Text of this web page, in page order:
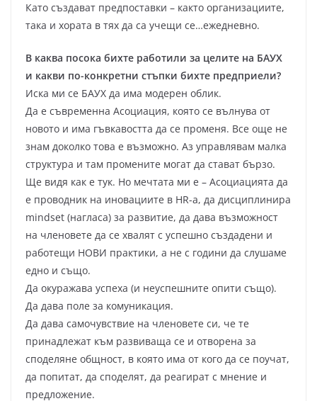
Като създават предпоставки – както организациите,
така и хората в тях да са учещи се…ежедневно.
В каква посока бихте работили за целите на БАУХ
и какви по-конкретни стъпки бихте предприели?
Иска ми се БАУХ да има модерен облик.
Да е съвременна Асоциация, която се вълнува от
новото и има гъвкавостта да се променя. Все още не
знам доколко това е възможно. Аз управлявам малка
структура и там промените могат да стават бързо.
Ще видя как е тук. Но мечтата ми е – Асоциацията да
е проводник на иновациите в HR-a, да дисциплинира
mindset (нагласа) за развитие, да дава възможност
на членовете да се хвалят с успешно създадени и
работещи НОВИ практики, а не с години да слушаме
едно и също.
Да окуражава успеха (и неуспешните опити също).
Да дава поле за комуникация.
Да дава самочувствие на членовете си, че те
принадлежат към развиваща се и отворена за
споделяне общност, в която има от кого да се поучат,
да попитат, да споделят, да реагират с мнение и
предложение.